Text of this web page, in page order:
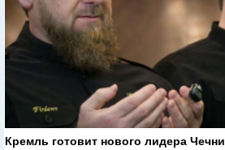
Кремль готовит нового лидера Чечни